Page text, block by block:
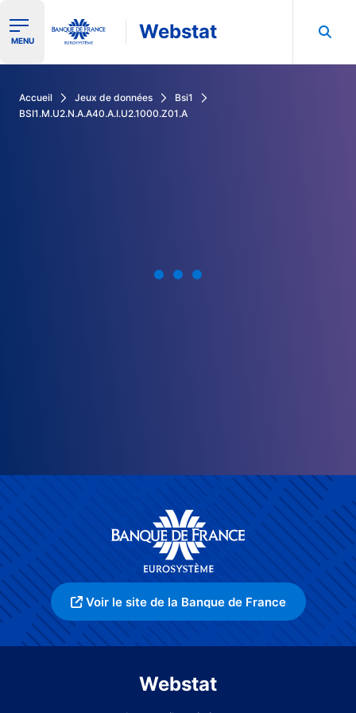
Ouvrir le menu de navigation
MENU Webstat
Accueil Jeux de données
Bsi1
BSI1.M.U2.N.A.A40.A.I.U2.1000.Z01.A
Voir le site de la Banque de France
Webstat